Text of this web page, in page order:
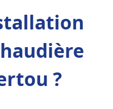
?